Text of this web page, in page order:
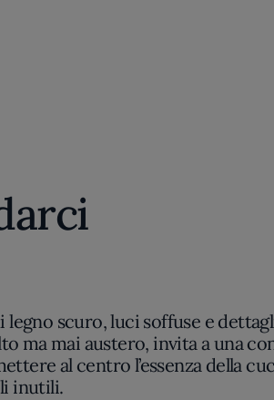
scuro, luci soffuse e
ma mai austero, invita a una
al centro l’essenza della
inutili.